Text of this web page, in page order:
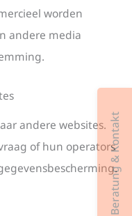
worden
andere media
andere websites.
of hun operatorsBeratung & Kontakt